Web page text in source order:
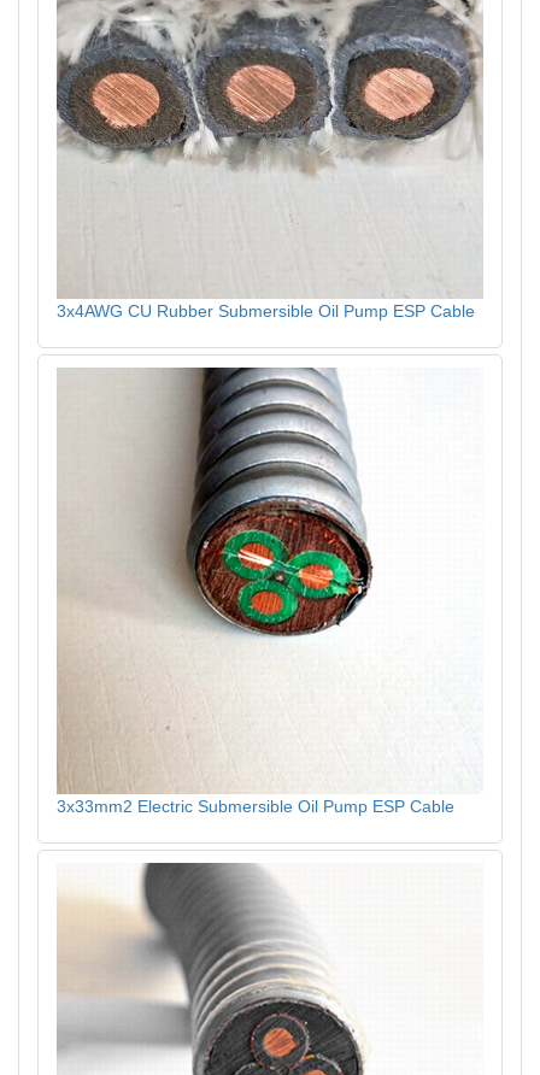
3x4AWG CU Rubber Submersible Oil Pump ESP Cable
3x33mm2 Electric Submersible Oil Pump ESP Cable